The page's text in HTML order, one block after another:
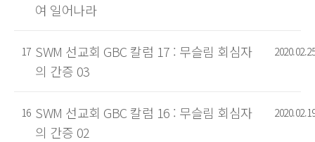
여 일어나라
17 SWM 선교회 GBC 칼럼 17 : 무슬림 회심자
의 간증 03
2020.02.25
16 SWM 선교회 GBC 칼럼 16 : 무슬림 회심자
의 간증 02
2020.02.19